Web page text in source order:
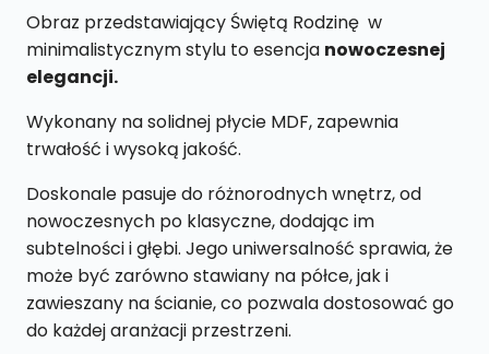
43
cm
Obraz przedstawiający Świętą Rodzinę w
minimalistycznym stylu to esencja nowoczesnej
elegancji.
Wykonany na solidnej płycie MDF, zapewnia
trwałość i wysoką jakość.
Doskonale pasuje do różnorodnych wnętrz, od
nowoczesnych po klasyczne, dodając im
subtelności i głębi. Jego uniwersalność sprawia, że
może być zarówno stawiany na półce, jak i
zawieszany na ścianie, co pozwala dostosować go
do każdej aranżacji przestrzeni.